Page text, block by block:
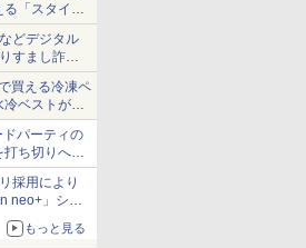
る「スタイラ
も、持ち替
どデジタル
すまし詐欺
真や映像を
て
買える冷凍ペ
冷ベストがロ
ち・ざ・ろー
してる？】
パーティの
打ち切りへ
採用により
neo+」シリ
メモリへの
もっと見る